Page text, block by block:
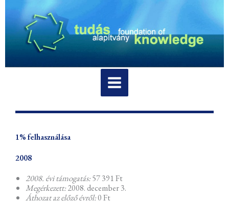
content
1% felhasználása
2008
2008. évi támogatás:57 391 Ft
Megérkezett:2008. december 3.
Áthozat az előző évről:0 Ft